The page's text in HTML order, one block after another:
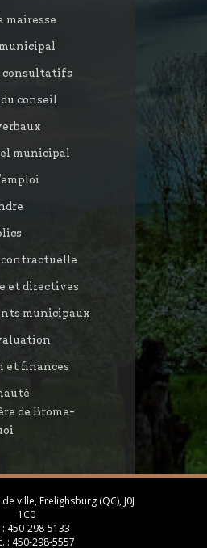
mairesse
consultatifs
conseil
municipal
et directives
municipaux
et finances
de Brome-
ville, Frelighsburg (QC), J0J
1C0
450-298-5133
: 450-298-5557